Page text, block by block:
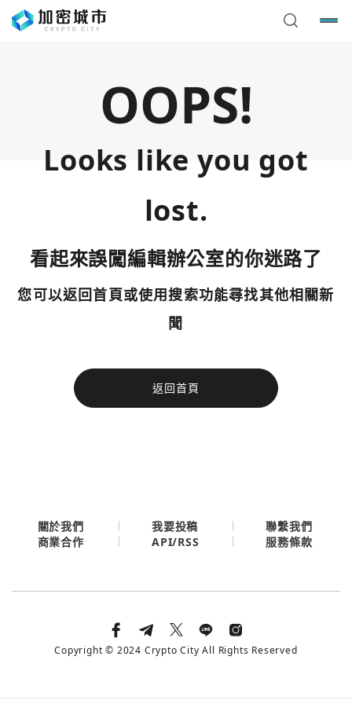
OOPS!
Looks like you got
lost.
看起來誤闖編輯辦公室的你迷路了
您可以返回首頁或使用搜索功能尋找其他相關新
聞
返回首頁
今日熱門
使用以下帳號繼續
您已閒置5分鐘，請點擊關閉按鈕或空白處，即可回到加密
今日熱門
關於我們 我要投稿
聯繫我們
商業合作
API/RSS 服務條款
Copyright © 2024 Crypto City All Rights Reserved